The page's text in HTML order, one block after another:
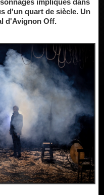
impliqués dans
d'un quart de siècle. Un
d'Avignon Off.